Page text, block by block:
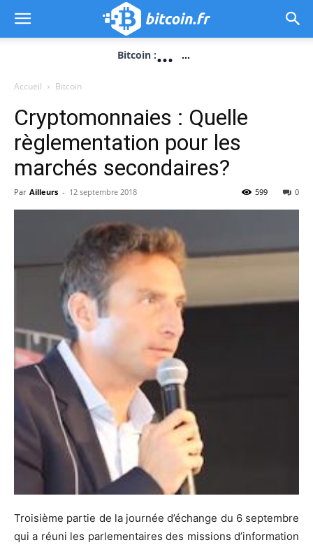
Bitcoin :... ...
Accueil Bitcoin
Cryptomonnaies : Quelle
règlementation pour les
marchés secondaires?
Par Ailleurs - 12 septembre 2018 0
599
Troisième partie de la journée d’échange du 6 septembre
qui a réuni les parlementaires des missions d’information